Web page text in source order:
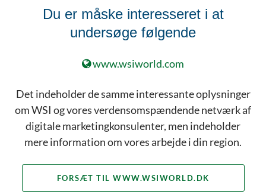
Telefon
: 905.678.7588
Fax:905.678.7242
Email:contact@wsiworld.com
SOCIAL
Du er måske interesseret i at
undersøge følgende
www.wsiworld.com
Det indeholder de samme interessante oplysninger
om WSI og vores verdensomspændende netværk af
digitale marketingkonsulenter, men indeholder
mere information om vores arbejde i din region.
FORSÆT TIL WWW.WSIWORLD.DK